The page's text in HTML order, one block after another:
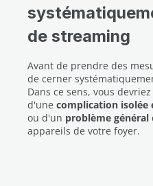
de streaming
Avant de prendre des
de cerner
Dans ce sens, vous
d'une complication isolée
ou d'un problème général
appareils de votre foyer.